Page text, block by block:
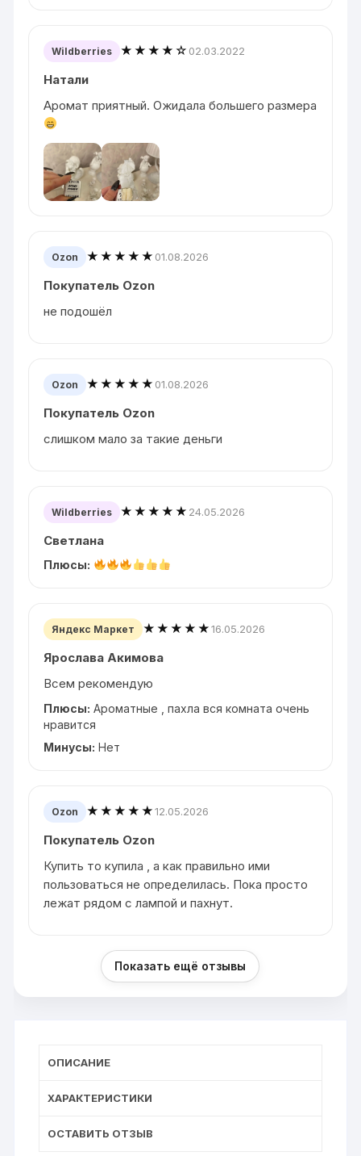
Wildberries ★★★★☆ 02.03.2022
Натали
Аромат приятный. Ожидала большего размера
Ozon ★★★★★ 01.08.2026
Покупатель Ozon
не подошёл
Ozon ★★★★★ 01.08.2026
Покупатель Ozon
слишком мало за такие деньги
Wildberries ★★★★★ 24.05.2026
Светлана
Плюсы:
Яндекс Маркет ★★★★★16.05.2026
Ярослава Акимова
Всем рекомендую
Плюсы: Ароматные , пахла вся комната очень
нравится
Минусы: Нет
Ozon ★★★★★12.05.2026
Покупатель Ozon
Купить то купила , а как правильно ими
пользоваться не определилась. Пока просто
лежат рядом с лампой и пахнут.
Показать ещё отзывы
ОПИСАНИЕ
ХАРАКТЕРИСТИКИ
ОСТАВИТЬ ОТЗЫВ